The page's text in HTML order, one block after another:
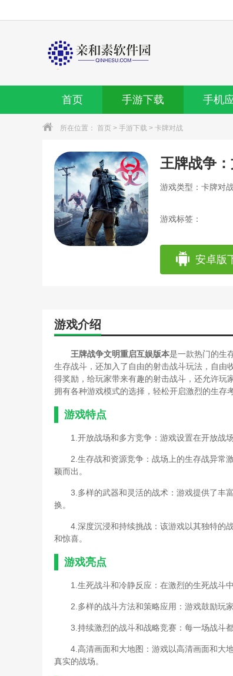
首页 手游下载 手机
所在位置： 首页 > 手游下载 > 卡牌对战
王牌战争
游戏类型：卡牌对
游戏标签：
安卓版
游戏介绍
王牌战争文明重启互娱版本是一款热门的生
生存战斗，还加入了自由的射击战斗玩法，自由
得奖励，给玩家带来有趣的射击战斗，还允许玩
拥有各种游戏模式的选择，轻松开启激烈的生存考
游戏特点
1.开放战场和多方竞争：游戏设置在开放战
2.生存战和资源竞争：战场上的生存战异常
颖而出。
3.多样的武器和灵活的战术：游戏提供了丰
换。
4.深度沉浸和持续挑战：该游戏以其独特的
和惊喜。
游戏亮点
1.生死战斗和冷静反应：在激烈的生死战斗
2.多样的战斗方法和策略应用：游戏鼓励玩
3.持续激烈的战斗和战略竞赛：每一场战斗
4.高清画面和大地图：游戏以高清画面和大
真实的战场。